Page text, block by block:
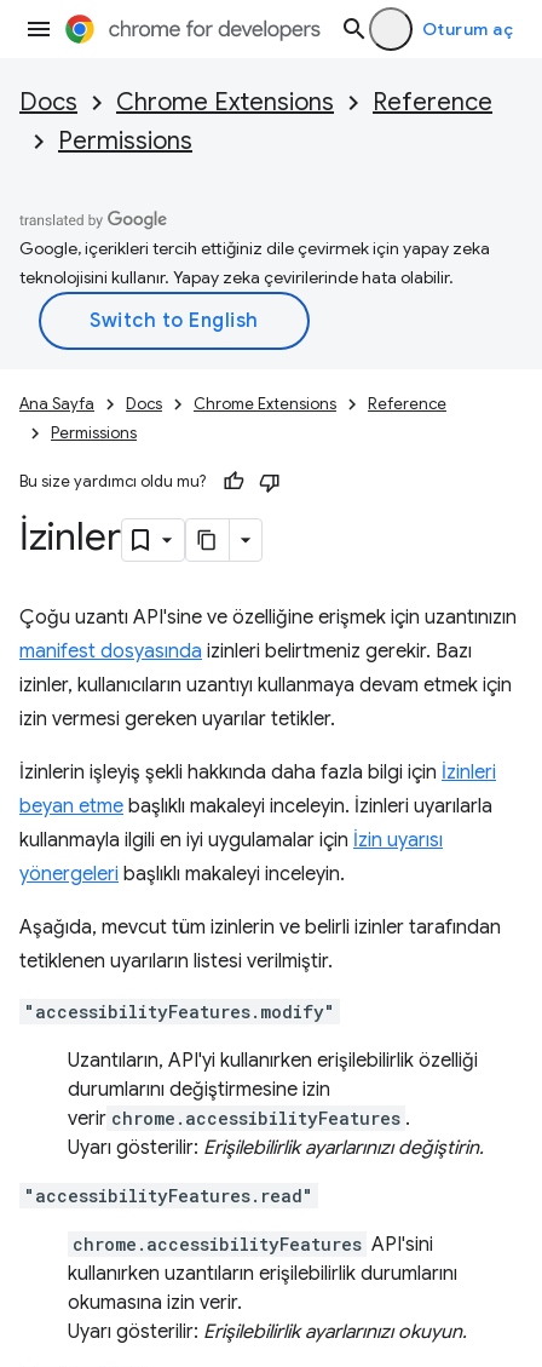
Oturum aç
Docs Chrome Extensions
Reference
Permissions
Google, içerikleri tercih ettiğiniz dile çevirmek için yapay zeka
teknolojisini kullanır. Yapay zeka çevirilerinde hata olabilir.
Ana Sayfa Docs Chrome Extensions
Reference
Permissions
Bu size yardımcı oldu mu?
İzinler
Çoğu uzantı API'sine ve özelliğine erişmek için uzantınızın
manifest dosyasında izinleri belirtmeniz gerekir. Bazı
izinler, kullanıcıların uzantıyı kullanmaya devam etmek için
izin vermesi gereken uyarılar tetikler.
İzinlerin işleyiş şekli hakkında daha fazla bilgi için İzinleri
beyan etme başlıklı makaleyi inceleyin. İzinleri uyarılarla
kullanmayla ilgili en iyi uygulamalar için İzin uyarısı
yönergeleri başlıklı makaleyi inceleyin.
Aşağıda, mevcut tüm izinlerin ve belirli izinler tarafından
tetiklenen uyarıların listesi verilmiştir.
"accessibilityFeatures.modify"
Uzantıların, API'yi kullanırken erişilebilirlik özelliği
durumlarını değiştirmesine izin
verir chrome.accessibilityFeatures .
Uyarı gösterilir: Erişilebilirlik ayarlarınızı değiştirin.
"accessibilityFeatures.read"
chrome.accessibilityFeatures API'sini
kullanırken uzantıların erişilebilirlik durumlarını
okumasına izin verir.
Uyarı gösterilir: Erişilebilirlik ayarlarınızı okuyun.